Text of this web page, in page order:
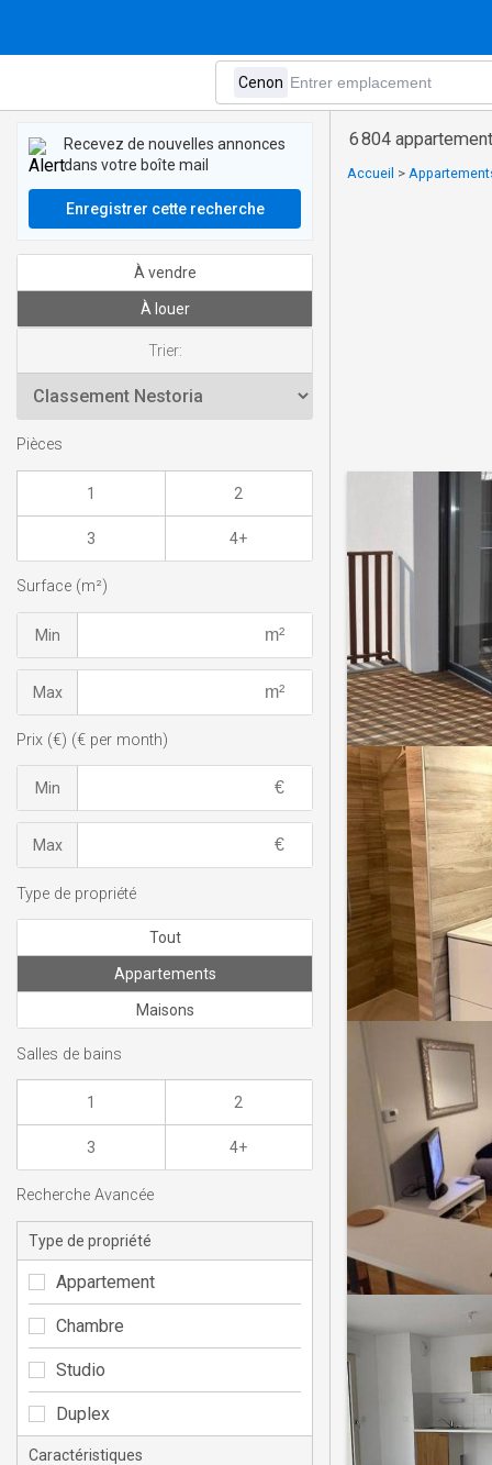
6 804
Accueil >
Recevez de nouvelles annonces
dans votre boîte mail
Enregistrer cette recherche
À vendre
À louer
Trier:
Pièces
1 2
3 4+
Surface (m²)
Min
Max
Prix (€) (€ per month)
Min
Max
Type de propriété
Tout
Appartements
Maisons
Salles de bains
1 2
3 4+
Recherche Avancée
Type de propriété
Appartement
Chambre
Studio
Duplex
Caractéristiques